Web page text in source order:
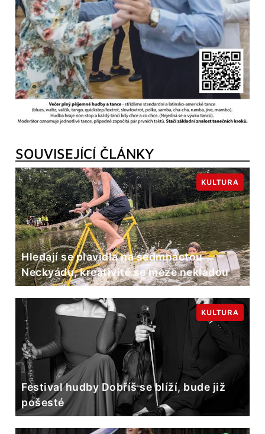
SOUVISEJÍCÍ ČLÁNKY
Hledají se plavidla na sedmnáctou
Neckyádu, kreativitě se meze nekladou
KULTURA
Festival hudby Dobříš se blíží, bude již
pošesté
KULTURA